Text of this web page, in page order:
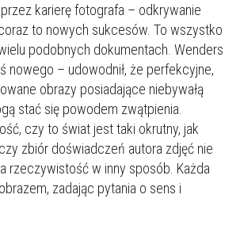
karierę fotografa – odkrywanie
to nowych sukcesów. To wszystko
podobnych dokumentach. Wenders
nowego – udowodnił, że perfekcyjne,
obrazy posiadające niebywałą
stać się powodem zwątpienia.
czy to świat jest taki okrutny, jak
zbiór doświadczeń autora zdjęć nie
rzeczywistość w inny sposób. Każda
zadając pytania o sens i